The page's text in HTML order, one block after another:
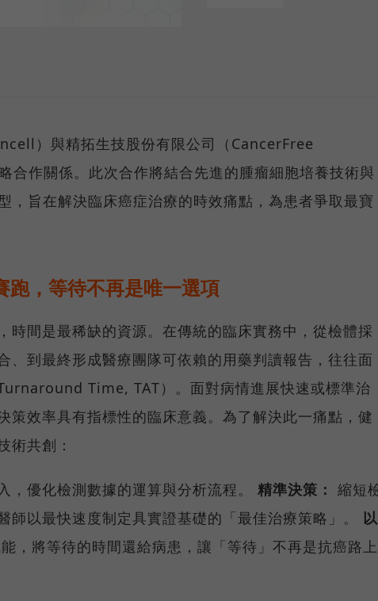
）與精拓生技股份有限公司（CancerFree
合作關係。此次合作將結合先進的腫瘤細胞培養技術與
，旨在解決臨床癌症治療的時效痛點，為患者爭取最寶
跑，等待不再是唯一選項
時間是最稀缺的資源。在傳統的臨床實務中，從檢體採
、到最終形成醫療團隊可依賴的用藥判讀報告，往往面
Time, TAT）。面對病情進展快速或標準治
策效率具有指標性的臨床意義。為了解決此一痛點，健
術共創：
，優化檢測數據的運算與分析流程。 精準決策： 縮短
師以最快速度制定具實證基礎的「最佳治療策略」。 以
，將等待的時間還給病患，讓「等待」不再是抗癌路上